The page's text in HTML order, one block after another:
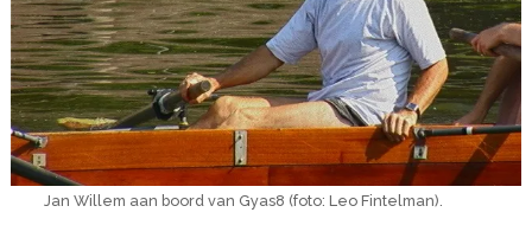
Jan Willem aan boord van Gyas8 (foto: Leo Fintelman).